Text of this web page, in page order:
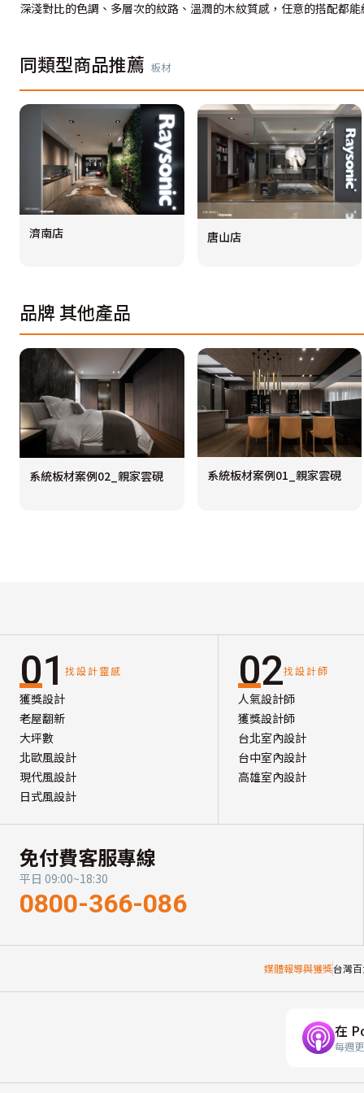
深淺對比的色調、多層次的紋路、溫潤的木紋質感，任意的搭配都
同類型商品推薦 板材
濟南店 唐山店
品牌其他產品
系統板材案例02_親家雲硯 系統板材案例01_親家雲硯
01 找設計靈感
獲獎設計
老屋翻新
大坪數
北歐風設計
現代風設計
日式風設計
02找設計師
人氣設計師
獲獎設計師
台北室內設計
台中室內設計
高雄室內設計
免付費客服專線
平日 09:00~18:30
0800-366-086
媒體報導與獲獎台灣
在
每週